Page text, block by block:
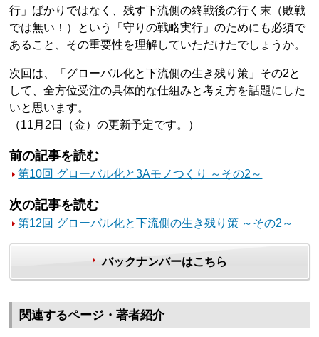
行」ばかりではなく、残す下流側の終戦後の行く末（敗戦
では無い！）という「守りの戦略実行」のためにも必須で
あること、その重要性を理解していただけたでしょうか。
次回は、「グローバル化と下流側の生き残り策」その2と
して、全方位受注の具体的な仕組みと考え方を話題にした
いと思います。
（11月2日（金）の更新予定です。）
前の記事を読む
第10回 グローバル化と3Aモノつくり ～その2～
次の記事を読む
第12回 グローバル化と下流側の生き残り策 ～その2～
バックナンバーはこちら
関連するページ・著者紹介